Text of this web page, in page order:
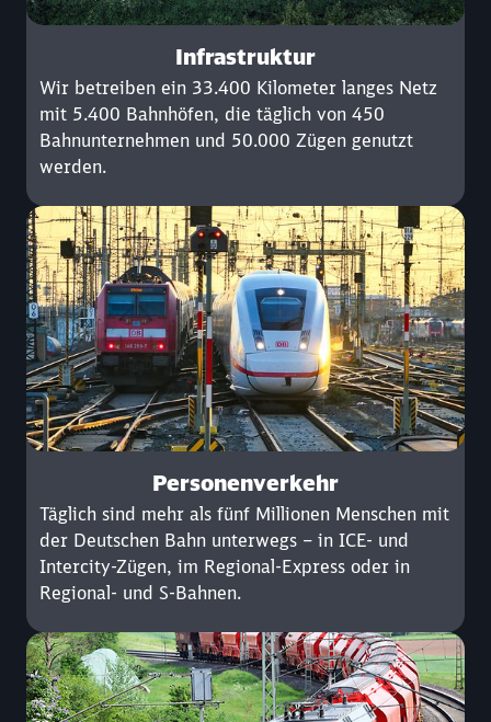
Infrastruktur
Wir betreiben ein 33.400 Kilometer langes Netz
mit 5.400 Bahnhöfen, die täglich von 450
Bahnunternehmen und 50.000 Zügen genutzt
werden.
Personenverkehr
Täglich sind mehr als fünf Millionen Menschen mit
der Deutschen Bahn unterwegs – in ICE- und
Intercity-Zügen, im Regional-Express oder in
Regional- und S-Bahnen.